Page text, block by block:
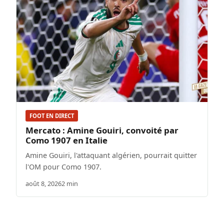
FOOT EN DIRECT
Mercato : Amine Gouiri, convoité par
Como 1907 en Italie
Amine Gouiri, l'attaquant algérien, pourrait quitter
l'OM pour Como 1907.
août 8, 20262 min